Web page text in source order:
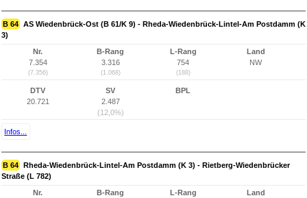
B 64 AS Wiedenbrück-Ost (B 61/K 9) - Rheda-Wiedenbrück-Lintel-Am Postdamm (K
3)
Nr.
7.354
(7.356)
B-Rang
3.316
(1.068)
L-Rang
754
(188)
Land
NW
DTV
20.721
SV
2.487
(12,0%)
BPL
Infos...
B 64 Rheda-Wiedenbrück-Lintel-Am Postdamm (K 3) - Rietberg-Wiedenbrücker
Straße (L 782)
Nr.
B-Rang
L-Rang
Land